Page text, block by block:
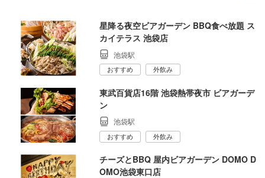
星降る夜空ビアガーデン BBQ食べ放題 ス
カイテラス 池袋店
池袋駅
おすすめ 外飲み
東武百貨店16階 池袋熱帯夜市 ビアガーデ
ン
池袋駅
おすすめ 外飲み
チーズとBBQ 屋内ビアガーデン DOMO D
OMO池袋東口店